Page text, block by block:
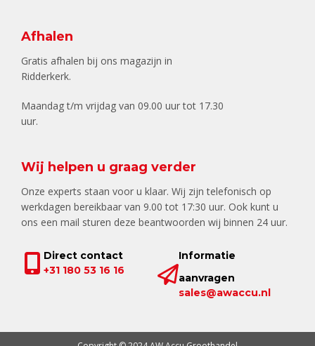
Afhalen
Gratis afhalen bij ons magazijn in
Ridderkerk.
Maandag t/m vrijdag van 09.00 uur tot 17.30
uur.
Wij helpen u graag verder
Onze experts staan voor u klaar. Wij zijn telefonisch op
werkdagen bereikbaar van 9.00 tot 17:30 uur. Ook kunt u
ons een mail sturen deze beantwoorden wij binnen 24 uur.
Direct contact
+31 180 53 16 16
Informatie
aanvragen
sales@awaccu.nl